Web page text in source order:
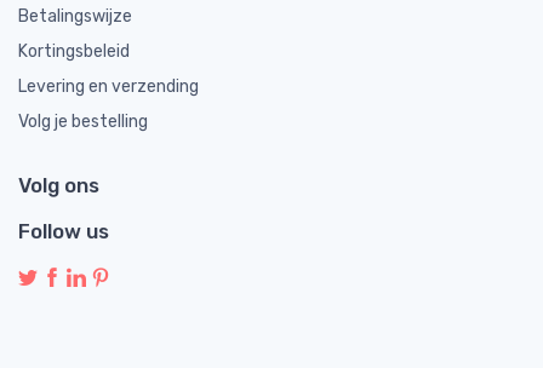
Betalingswijze
Kortingsbeleid
Levering en verzending
Volg je bestelling
Volg ons
Follow us